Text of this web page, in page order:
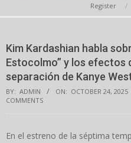
Navigation
Register
Kim Kardashian habla
Estocolmo” y los efectos
separación de Kanye
BY: ADMIN ON: OCTOBER 24, 2025
COMMENTS
En el estreno de la séptima